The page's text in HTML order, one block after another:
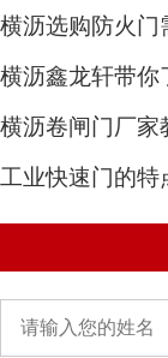
横沥选购防火门
横沥卷闸门厂家
工业快速门的特